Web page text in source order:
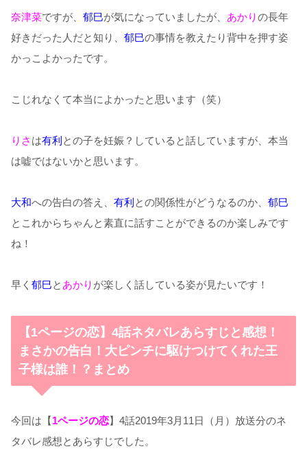
奈津菜ですが、 郁巳が気になっていましたが、 あかりの長年
好きだった人だと知り、 郁巳の事情を教えたり背中を押す姿
かっこよかったです。
こじれなくて本当によかったと思います（笑）
りさ は有利 との子を妊娠？していると話していますが、本当
は嘘ではないかと思います。
大和への告白の答え、 有利 との関係性がどうなるのか、 郁巳
とこれからちゃんと素直に話すことができるのか楽しみです
ね！
早く 郁巳と あかり が楽しく話している姿が見たいです！
【1ページの恋】4話ネタバレあらすじと感想！
まさかの告白！大ピンチに駆けつけてくれた王
子様は誰！？まとめ
今回は【1ページの恋】4話2019年3月11日（月）放送分のネ
タバレ感想とあらすじでした。